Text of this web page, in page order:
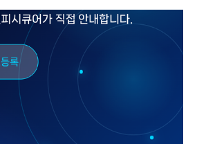
Information Leakage Prevention